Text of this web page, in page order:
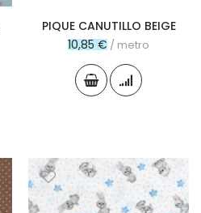
PIQUE CANUTILLO BEIGE
10,85 € / metro